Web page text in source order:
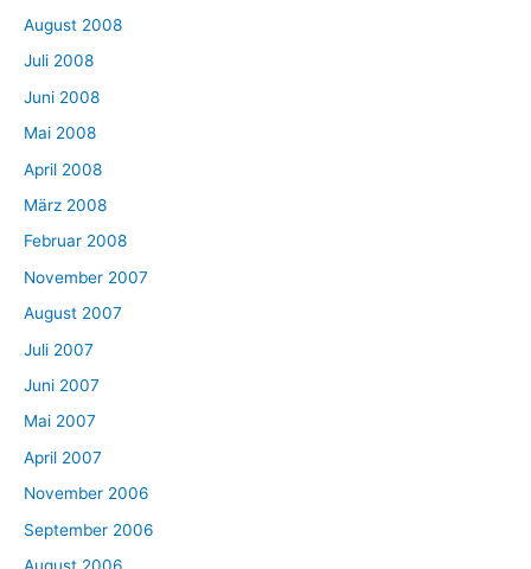
August 2008
Juli 2008
Juni 2008
Mai 2008
April 2008
März 2008
Februar 2008
November 2007
August 2007
Juli 2007
Juni 2007
Mai 2007
April 2007
November 2006
September 2006